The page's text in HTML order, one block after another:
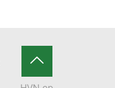
Terug